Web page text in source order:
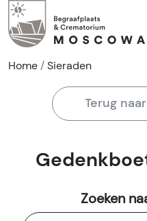
Home Sieraden
Terug
Zoeken